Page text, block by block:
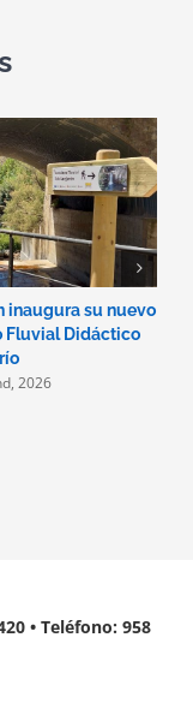
inaugura su nuevo
Fluvial Didáctico
2026
• Teléfono: 958